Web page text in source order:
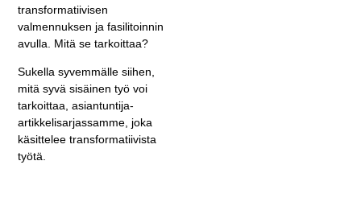
transformatiivisen
valmennuksen ja fasilitoinnin
avulla. Mitä se tarkoittaa?
Sukella syvemmälle siihen,
mitä syvä sisäinen työ voi
tarkoittaa, asiantuntija-
artikkelisarjassamme, joka
käsittelee transformatiivista
työtä.